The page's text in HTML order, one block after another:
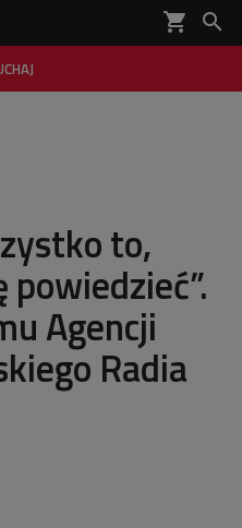
shopping_cart 

to,
powiedzieć”.
Agencji
Radia